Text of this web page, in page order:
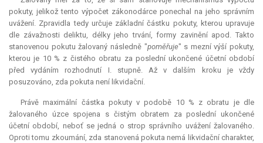
pokuty, jelikož tento výpočet zákonodárce ponechal na jeho správním
uvážení. Zpravidla tedy určuje základní částku pokuty, kterou upravuje
dle závažnosti deliktu, délky jeho trvání, formy zavinění apod. Takto
stanovenou pokutu žalovaný následně "poměřuje" s mezní výší pokuty,
kterou je 10 % z čistého obratu za poslední ukončené účetní období
před vydáním rozhodnutí I. stupně. Až v dalším kroku je vždy
posuzováno, zda pokuta není likvidační.
Právě maximální částka pokuty v podobě 10 % z obratu je dle
žalovaného úzce spojena s čistým obratem za poslední ukončené
účetní období, neboť se jedná o strop správního uvážení žalovaného.
Oproti tomu zkoumání, zda stanovená pokuta nemá likvidační charakter,